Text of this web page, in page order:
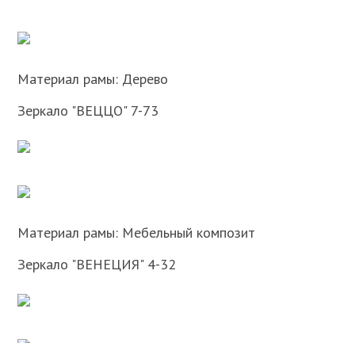
Материал рамы: Дерево
Зеркало "ВЕЦЦО" 7-73
Материал рамы: Мебельный композит
Зеркало "ВЕНЕЦИЯ" 4-32